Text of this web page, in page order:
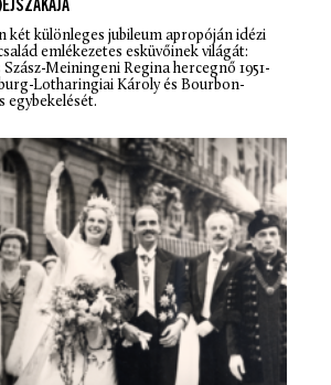
két különleges jubileum apropóján idézi
emlékezetes esküvőinek világát:
Meiningeni Regina hercegnő 1951-
Lotharingiai Károly és Bourbon-
egybekelését.